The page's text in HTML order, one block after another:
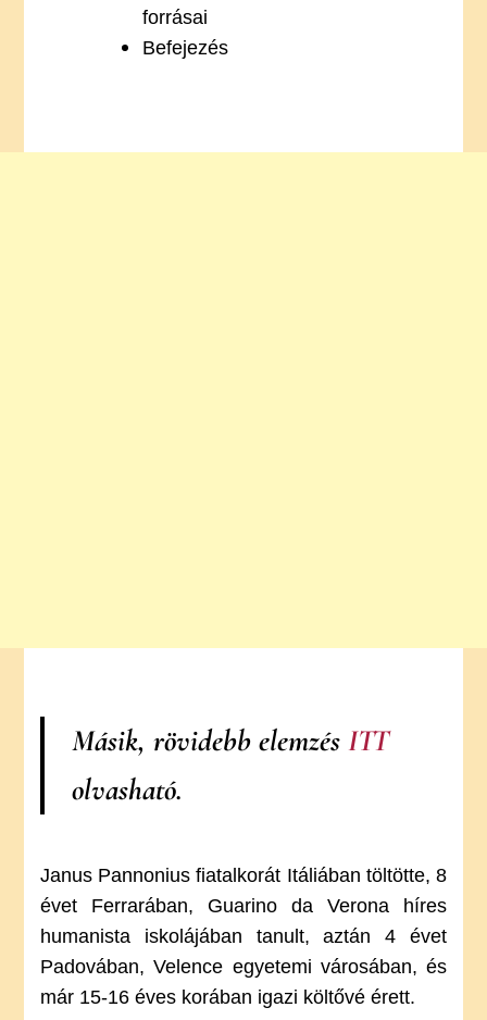
forrásai
Befejezés
Másik, rövidebb elemzésITT
olvasható.
Janus Pannonius fiatalkorát Itáliában töltötte, 8
évet Ferrarában, Guarino da Verona híres
humanista iskolájában tanult, aztán 4 évet
Padovában, Velence egyetemi városában, és
már 15-16 éves korában igazi költővé érett.